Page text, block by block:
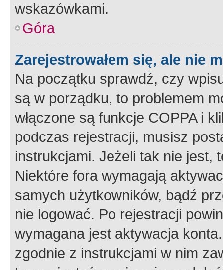
wskazówkami.
Góra
Zarejestrowałem się, ale nie
Na początku sprawdź, czy
są w porządku, to problemem
włączone są funkcje COPPA i
podczas rejestracji, musisz
instrukcjami. Jeżeli tak nie jest,
Niektóre fora wymagają
samych użytkowników, bądź
nie logować. Po rejestracji
wymagana jest aktywacja
zgodnie z instrukcjami w nim